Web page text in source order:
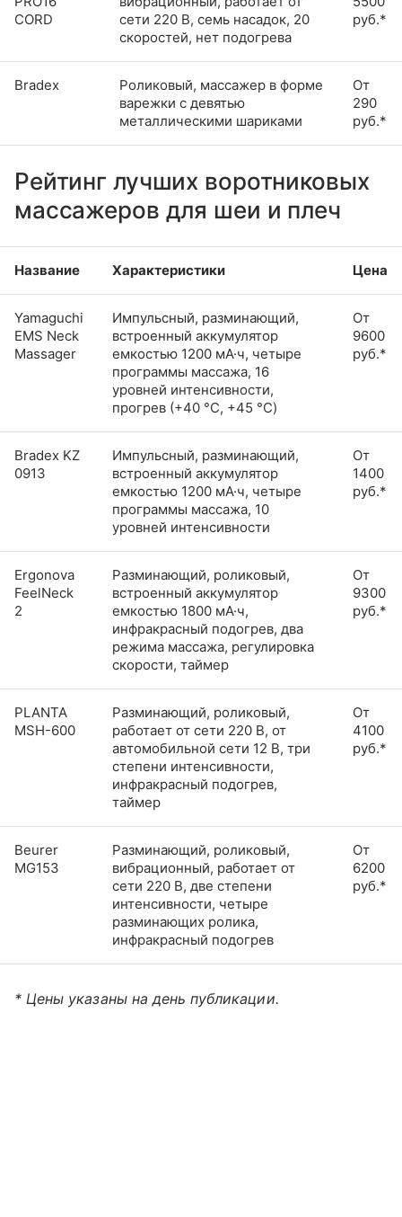
CORD
сети 220 В, семь насадок, 20
скоростей, нет подогрева
руб.*
Bradex
Роликовый, массажер в форме
варежки с девятью
металлическими шариками
От
290
руб.*
Рейтинг лучших воротниковых
массажеров для шеи и плеч
Название Характеристики Цена
Yamaguchi
EMS Neck
Massager
Импульсный, разминающий,
встроенный аккумулятор
емкостью 1200 мА·ч, четыре
программы массажа, 16
уровней интенсивности,
прогрев (+40 °C, +45 °C)
От
9600
руб.*
Bradex KZ
0913
Импульсный, разминающий,
встроенный аккумулятор
емкостью 1200 мА·ч, четыре
программы массажа, 10
уровней интенсивности
От
1400
руб.*
Ergonova
FeelNeck
2
Разминающий, роликовый,
встроенный аккумулятор
емкостью 1800 мА·ч,
инфракрасный подогрев, два
режима массажа, регулировка
скорости, таймер
От
9300
руб.*
PLANTA
MSH-600
Разминающий, роликовый,
работает от сети 220 В, от
автомобильной сети 12 В, три
степени интенсивности,
инфракрасный подогрев,
таймер
От
4100
руб.*
Beurer
MG153
Разминающий, роликовый,
вибрационный, работает от
сети 220 В, две степени
интенсивности, четыре
разминающих ролика,
инфракрасный подогрев
От
6200
руб.*
* Цены указаны на день публикации.